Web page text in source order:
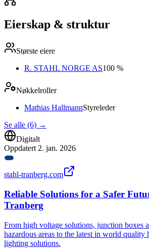
Eierskap & struktur
Største eiere
R. STAHL NORGE AS100 %
Nøkkelroller
Mathias HallmannStyreleder
Se alle (6) →
Digitalt
Oppdatert 2. jan. 2026
stahl-tranberg.com
Reliable Solutions for a Safer
Tranberg
From high voltage solutions, junction boxes
hazardous areas to the latest in world quality
lighting solutions.